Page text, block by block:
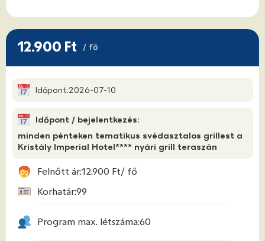
12.900 Ft / fő
Időpont:2026-07-10
Időpont / bejelentkezés:
minden pénteken tematikus svédasztalos grillest a
Kristály Imperial Hotel**** nyári grill teraszán
Felnőtt ár:12.900 Ft/ fő
Korhatár:99
Program max. létszáma:60